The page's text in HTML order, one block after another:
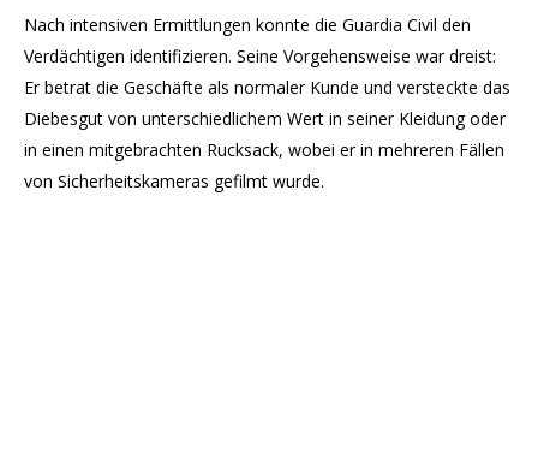
Nach intensiven Ermittlungen konnte die Guardia Civil den
Verdächtigen identifizieren. Seine Vorgehensweise war dreist:
Er betrat die Geschäfte als normaler Kunde und versteckte das
Diebesgut von unterschiedlichem Wert in seiner Kleidung oder
in einen mitgebrachten Rucksack, wobei er in mehreren Fällen
von Sicherheitskameras gefilmt wurde.